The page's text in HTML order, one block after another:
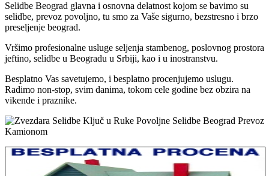
Selidbe Beograd glavna i osnovna delatnost kojom se bavimo su
selidbe, prevoz povoljno, tu smo za Vaše sigurno, bezstresno i brzo
preseljenje beograd.
Vršimo profesionalne usluge seljenja stambenog, poslovnog prostora
jeftino, selidbe u Beogradu u Srbiji, kao i u inostranstvu.
Besplatno Vas savetujemo, i besplatno procenjujemo uslugu.
Radimo non-stop, svim danima, tokom cele godine bez obzira na
vikende i praznike.